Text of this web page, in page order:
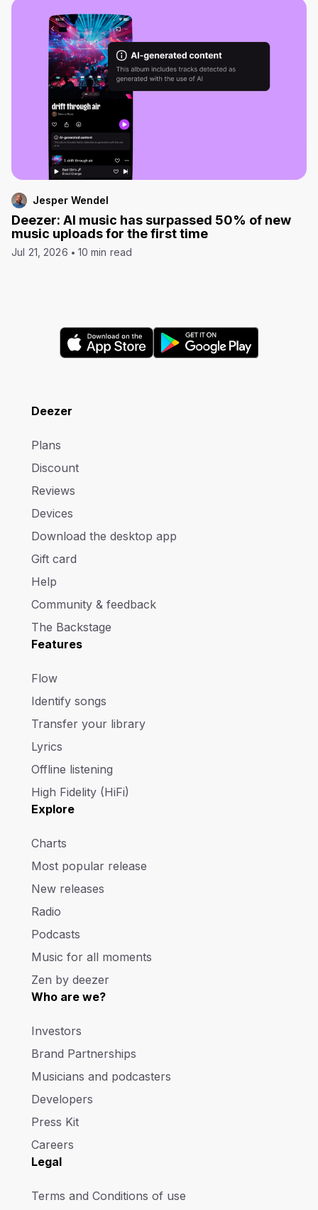
Jesper Wendel
Deezer: AI music has surpassed 50% of new
music uploads for the first time
Jul 21, 2026 10 min read
Deezer
Plans
Discount
Reviews
Devices
Download the desktop app
Gift card
Help
Community & feedback
The Backstage
Features
Flow
Identify songs
Transfer your library
Lyrics
Offline listening
High Fidelity (HiFi)
Explore
Charts
Most popular release
New releases
Radio
Podcasts
Music for all moments
Zen by deezer
Who are we?
Investors
Brand Partnerships
Musicians and podcasters
Developers
Press Kit
Careers
Legal
Terms and Conditions of use